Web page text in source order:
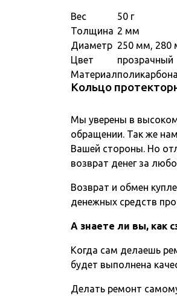
Вес
50 г
Толщина 2 мм
Диаметр 250 мм, 280
Цвет
прозрачный
Материал
Кольцо
Мы уверены в
обращении. Так же
Вашей стороны. Но
возврат денег за
Возврат и обмен
денежных средств
А знаете ли вы, как
Когда сам делаешь
будет выполнена
Делать ремонт